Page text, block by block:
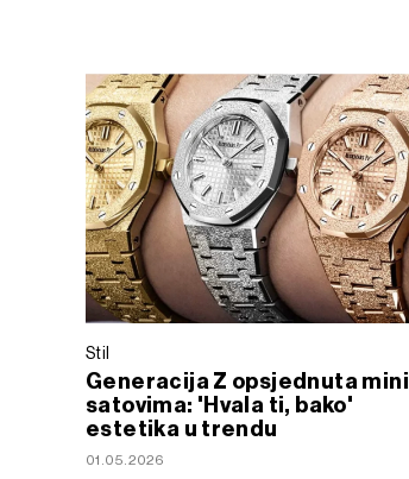
Stil
Generacija Z opsjednuta mini
satovima: 'Hvala ti, bako'
estetika u trendu
01.05.2026